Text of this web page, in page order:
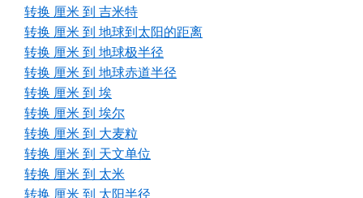
转换 厘米 到 吉米特
转换 厘米 到 地球到太阳的距离
转换 厘米 到 地球极半径
转换 厘米 到 地球赤道半径
转换 厘米 到 埃
转换 厘米 到 埃尔
转换 厘米 到 大麦粒
转换 厘米 到 天文单位
转换 厘米 到 太米
转换 厘米 到 太阳半径